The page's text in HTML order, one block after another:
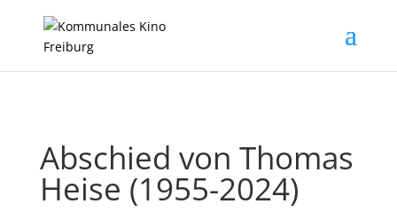
Abschied von Thomas
Heise (1955-2024)